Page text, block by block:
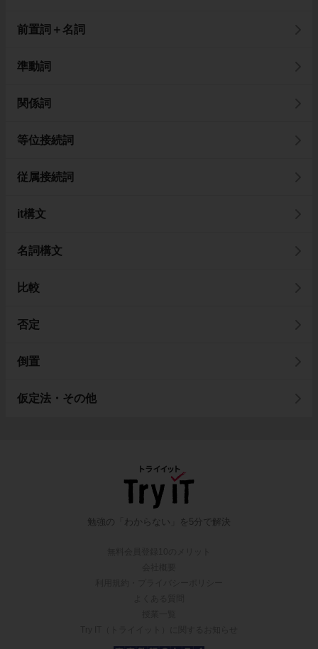
前置詞＋名詞
準動詞
関係詞
等位接続詞
従属接続詞
it構文
名詞構文
比較
否定
倒置
仮定法・その他
勉強の「わからない」を5分で解決